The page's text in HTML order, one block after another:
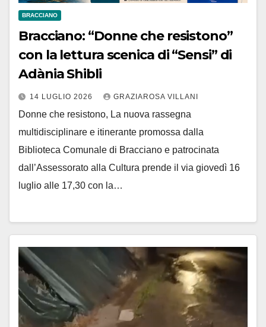
BRACCIANO
Bracciano: “Donne che resistono”
con la lettura scenica di “Sensi” di
Adània Shibli
14 LUGLIO 2026 GRAZIAROSA VILLANI
Donne che resistono, La nuova rassegna
multidisciplinare e itinerante promossa dalla
Biblioteca Comunale di Bracciano e patrocinata
dall’Assessorato alla Cultura prende il via giovedì 16
luglio alle 17,30 con la…